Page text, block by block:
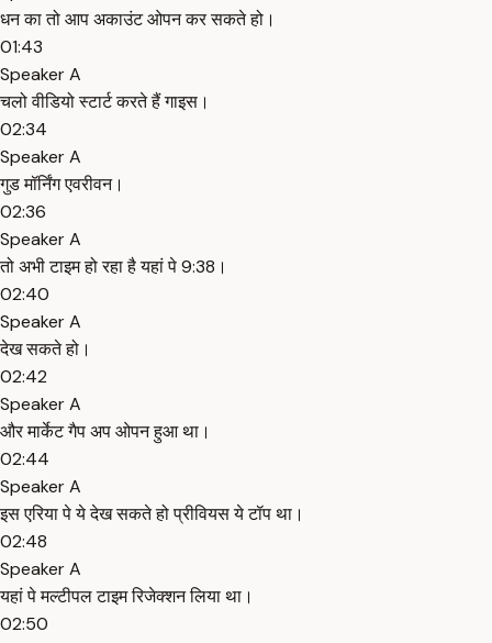
धन का तो आप अकाउंट ओपन कर सकते हो।
01:43
Speaker A
चलो वीडियो स्टार्ट करते हैं गाइस।
02:34
Speaker A
गुड मॉर्निंग एवरीवन।
02:36
Speaker A
तो अभी टाइम हो रहा है यहां पे 9:38।
02:40
Speaker A
देख सकते हो।
02:42
Speaker A
और मार्केट गैप अप ओपन हुआ था।
02:44
Speaker A
इस एरिया पे ये देख सकते हो प्रीवियस ये टॉप था।
02:48
Speaker A
यहां पे मल्टीपल टाइम रिजेक्शन लिया था।
02:50